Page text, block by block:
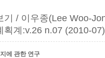
/ 이우종(Lee Woo-
계:v.26 n.07 (2010-07)
에 관한 연구